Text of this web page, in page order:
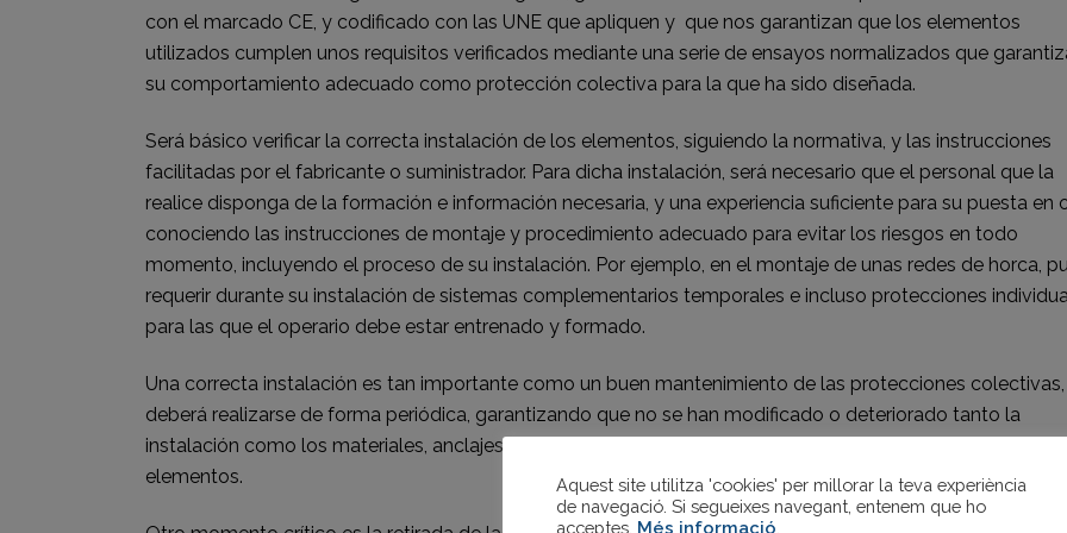
con el marcado CE, y codificado con las UNE que apliquen y que nos garantizan que los elementos
utilizados cumplen unos requisitos verificados mediante una serie de ensayos normalizados que
su comportamiento adecuado como protección colectiva para la que ha sido diseñada.
Será básico verificar la correcta instalación de los elementos, siguiendo la normativa, y las instrucciones
facilitadas por el fabricante o suministrador. Para dicha instalación, será necesario que el personal que la
realice disponga de la formación e información necesaria, y una experiencia suficiente para su puesta en
conociendo las instrucciones de montaje y procedimiento adecuado para evitar los riesgos en todo
momento, incluyendo el proceso de su instalación. Por ejemplo, en el montaje de unas redes de horca,
requerir durante su instalación de sistemas complementarios temporales e incluso protecciones
para las que el operario debe estar entrenado y formado.
Una correcta instalación es tan importante como un buen mantenimiento de las protecciones
deberá realizarse de forma periódica, garantizando que no se han modificado o deteriorado tanto la
instalación como los materiales, anclajes, etc… y verificar las fechas de caducidad de los diferentes
elementos.
Aquest site utilitza 'cookies' per millorar la teva experiència
de navegació. Si segueixes navegant, entenem que ho
acceptes. Més informació